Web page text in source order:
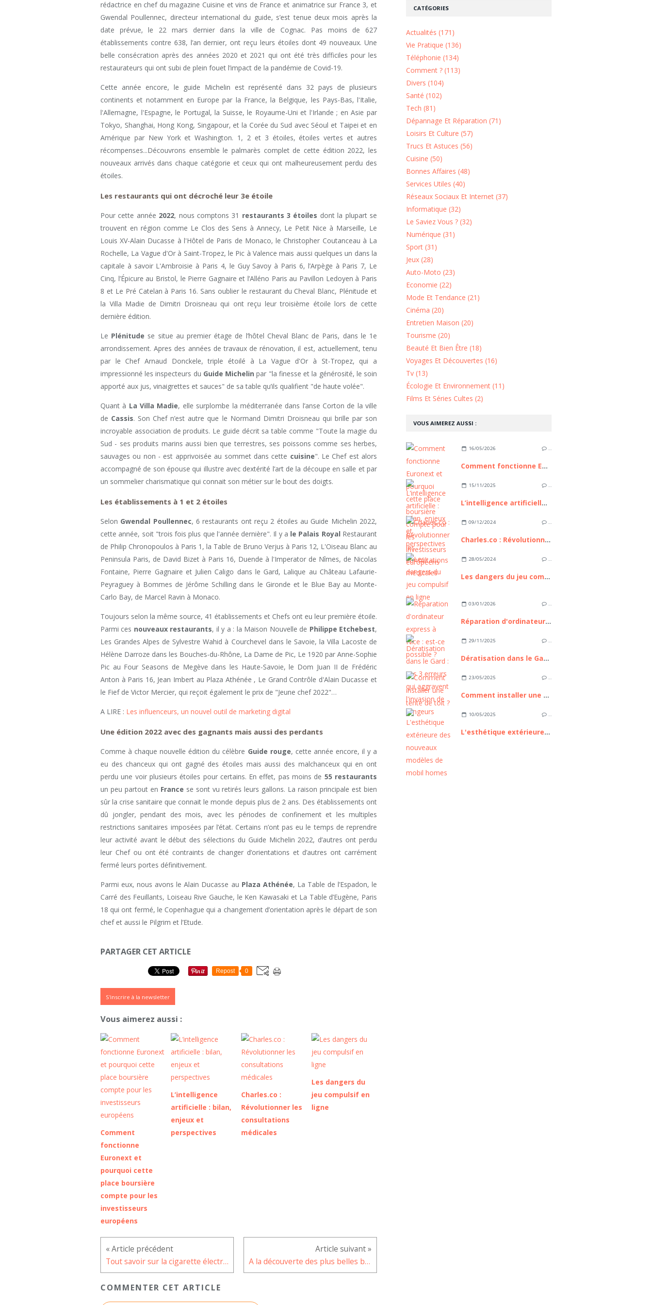
rédactrice en chef du magazine Cuisine et vins de France et animatrice sur France 3, et
Gwendal Poullennec, directeur international du guide, s’est tenue deux mois après la
date prévue, le 22 mars dernier dans la ville de Cognac. Pas moins de 627
établissements contre 638, l’an dernier, ont reçu leurs étoiles dont 49 nouveaux. Une
belle consécration après des années 2020 et 2021 qui ont été très difficiles pour les
restaurateurs qui ont subi de plein fouet l’impact de la pandémie de Covid-19.
Cette année encore, le guide Michelin est représenté dans 32 pays de plusieurs
continents et notamment en Europe par la France, la Belgique, les Pays-Bas, l'Italie,
l'Allemagne, l'Espagne, le Portugal, la Suisse, le Royaume-Uni et l'Irlande ; en Asie par
Tokyo, Shanghai, Hong Kong, Singapour, et la Corée du Sud avec Séoul et Taipei et en
Amérique par New York et Washington. 1, 2 et 3 étoiles, étoiles vertes et autres
récompenses...Découvrons ensemble le palmarès complet de cette édition 2022, les
nouveaux arrivés dans chaque catégorie et ceux qui ont malheureusement perdu des
étoiles.
Les restaurants qui ont décroché leur 3e étoile
Pour cette année 2022, nous comptons 31 restaurants 3 étoiles dont la plupart se
trouvent en région comme Le Clos des Sens à Annecy, Le Petit Nice à Marseille, Le
Louis XV-Alain Ducasse à l'Hôtel de Paris de Monaco, le Christopher Coutanceau à La
Rochelle, La Vague d'Or à Saint-Tropez, le Pic à Valence mais aussi quelques un dans la
capitale à savoir L'Ambroisie à Paris 4, le Guy Savoy à Paris 6, l’Arpège à Paris 7, Le
Cinq, l’Épicure au Bristol, le Pierre Gagnaire et l’Alléno Paris au Pavillon Ledoyen à Paris
8 et Le Pré Catelan à Paris 16. Sans oublier le restaurant du Cheval Blanc, Plénitude et
la Villa Madie de Dimitri Droisneau qui ont reçu leur troisième étoile lors de cette
dernière édition.
Le Plénitude se situe au premier étage de l’hôtel Cheval Blanc de Paris, dans le 1e
arrondissement. Apres des années de travaux de rénovation, il est, actuellement, tenu
par le Chef Arnaud Donckele, triple étoilé à La Vague d'Or à St-Tropez, qui a
impressionné les inspecteurs du Guide Michelin par "la finesse et la générosité, le soin
apporté aux jus, vinaigrettes et sauces" de sa table qu’ils qualifient "de haute volée".
Quant à La Villa Madie, elle surplombe la méditerranée dans l’anse Corton de la ville
de Cassis. Son Chef n’est autre que le Normand Dimitri Droisneau qui brille par son
incroyable association de produits. Le guide décrit sa table comme "Toute la magie du
Sud - ses produits marins aussi bien que terrestres, ses poissons comme ses herbes,
sauvages ou non - est apprivoisée au sommet dans cette cuisine". Le Chef est alors
accompagné de son épouse qui illustre avec dextérité l’art de la découpe en salle et par
un sommelier charismatique qui connait son métier sur le bout des doigts.
Les établissements à 1 et 2 étoiles
Selon Gwendal Poullennec, 6 restaurants ont reçu 2 étoiles au Guide Michelin 2022,
cette année, soit "trois fois plus que l'année dernière". Il y a le Palais Royal Restaurant
de Philip Chronopoulos à Paris 1, la Table de Bruno Verjus à Paris 12, L'Oiseau Blanc au
Peninsula Paris, de David Bizet à Paris 16, Duende à l'Imperator de Nîmes, de Nicolas
Fontaine, Pierre Gagnaire et Julien Caligo dans le Gard, Lalique au Château Lafaurie-
Peyraguey à Bommes de Jérôme Schilling dans le Gironde et le Blue Bay au Monte-
Carlo Bay, de Marcel Ravin à Monaco.
Toujours selon la même source, 41 établissements et Chefs ont eu leur première étoile.
Parmi ces nouveaux restaurants, il y a : la Maison Nouvelle de Philippe Etchebest,
Les Grandes Alpes de Sylvestre Wahid à Courchevel dans le Savoie, la Villa Lacoste de
Hélène Darroze dans les Bouches-du-Rhône, La Dame de Pic, Le 1920 par Anne-Sophie
Pic au Four Seasons de Megève dans les Haute-Savoie, le Dom Juan II de Frédéric
Anton à Paris 16, Jean Imbert au Plaza Athénée , Le Grand Contrôle d'Alain Ducasse et
le Fief de Victor Mercier, qui reçoit également le prix de "Jeune chef 2022"…
A LIRE : Les influenceurs, un nouvel outil de marketing digital
Une édition 2022 avec des gagnants mais aussi des perdants
Comme à chaque nouvelle édition du célèbre Guide rouge, cette année encore, il y a
eu des chanceux qui ont gagné des étoiles mais aussi des malchanceux qui en ont
perdu une voir plusieurs étoiles pour certains. En effet, pas moins de 55 restaurants
un peu partout en France se sont vu retirés leurs gallons. La raison principale est bien
sûr la crise sanitaire que connait le monde depuis plus de 2 ans. Des établissements ont
dû jongler, pendant des mois, avec les périodes de confinement et les multiples
restrictions sanitaires imposées par l’état. Certains n’ont pas eu le temps de reprendre
leur activité avant le début des sélections du Guide Michelin 2022, d’autres ont perdu
leur Chef ou ont été contraints de changer d’orientations et d’autres ont carrément
fermé leurs portes définitivement.
Parmi eux, nous avons le Alain Ducasse au Plaza Athénée, La Table de l’Espadon, le
Carré des Feuillants, Loiseau Rive Gauche, le Ken Kawasaki et La Table d’Eugène, Paris
18 qui ont fermé, le Copenhague qui a changement d’orientation après le départ de son
chef et aussi le Pilgrim et l’Etude.
PARTAGER CET ARTICLE
Repost 0
S'inscrire à la newsletter
Vous aimerez aussi :
Comment
fonctionne
Euronext et
pourquoi cette
place boursière
compte pour les
investisseurs
européens
L’intelligence
artificielle : bilan,
enjeux et
perspectives
Charles.co :
Révolutionner les
consultations
médicales
Les dangers du
jeu compulsif en
ligne
Tout savoir sur la cigarette électronique jetable A la découverte des plus belles bibliothèques du monde
COMMENTER CET ARTICLE
VOUS AIMEREZ AUSSI :
16/05/2026 …
Comment fonctionne Euronext et pourquoi cette place boursière compte pour les investisseurs européens
15/11/2025 …
L’intelligence artificielle : bilan, enjeux et perspectives
09/12/2024 …
Charles.co : Révolutionner les consultations médicales
28/05/2024 …
Les dangers du jeu compulsif en ligne
03/01/2026 …
Réparation d'ordinateur express à Nice : est-ce possible ?
29/11/2025 …
Dératisation dans le Gard : ces 3 erreurs qui aggravent l'invasion de rongeurs
23/05/2025 …
Comment installer une tente de toit ?
10/05/2025 …
L'esthétique extérieure des nouveaux modèles de mobil homes
CATÉGORIES
Actualités (171)
Vie Pratique (136)
Téléphonie (134)
Comment ? (113)
Divers (104)
Santé (102)
Tech (81)
Dépannage Et Réparation (71)
Loisirs Et Culture (57)
Trucs Et Astuces (56)
Cuisine (50)
Bonnes Affaires (48)
Services Utiles (40)
Réseaux Sociaux Et Internet (37)
Informatique (32)
Le Saviez Vous ? (32)
Numérique (31)
Sport (31)
Jeux (28)
Auto-Moto (23)
Economie (22)
Mode Et Tendance (21)
Cinéma (20)
Entretien Maison (20)
Tourisme (20)
Beauté Et Bien Être (18)
Voyages Et Découvertes (16)
Tv (13)
Écologie Et Environnement (11)
Films Et Séries Cultes (2)